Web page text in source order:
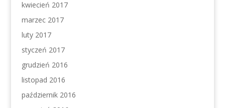
kwiecień 2017
marzec 2017
luty 2017
styczeń 2017
grudzień 2016
listopad 2016
październik 2016